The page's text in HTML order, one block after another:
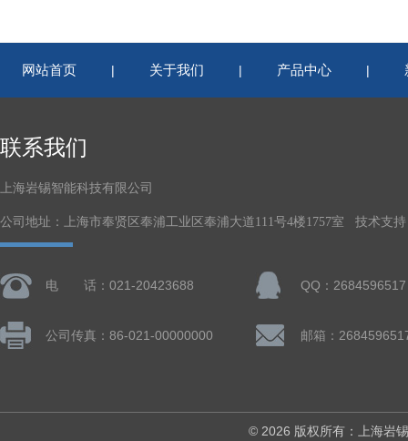
网站首页 | 关于我们 | 产品中心 |
联系我们
上海岩锡智能科技有限公司
公司地址：上海市奉贤区奉浦工业区奉浦大道111号4楼1757室 技术支
电 话：021-20423688 QQ：2684596517
公司传真：86-021-00000000 邮箱：
© 2026 版权所有：上海岩